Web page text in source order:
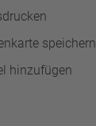
zu, um diese
speichern
hinzufügen